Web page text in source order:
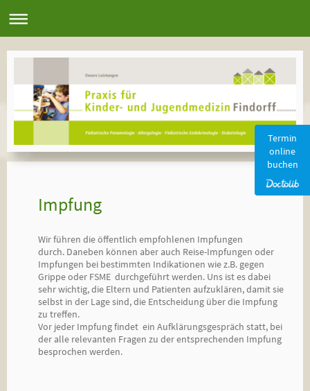
Impfung
Wir führen die öffentlich empfohlenen Impfungen
durch. Daneben können aber auch Reise-Impfungen oder
Impfungen bei bestimmten Indikationen wie z.B. gegen
Grippe oder FSME durchgeführt werden. Uns ist es dabei
sehr wichtig, die Eltern und Patienten aufzuklären, damit sie
selbst in der Lage sind, die Entscheidung über die Impfung
zu treffen.
Vor jeder Impfung findet ein Aufklärungsgespräch statt, bei
der alle relevanten Fragen zu der entsprechenden Impfung
besprochen werden.
Termin
online
buchen